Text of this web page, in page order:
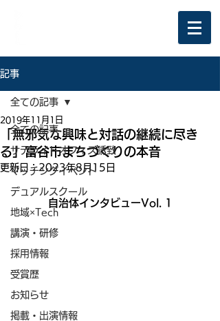
記事
全ての記事
サテライトオフィス誘致
マッチングイベント
デュアルスクール
地域×Tech
講演・研修
採用情報
受賞歴
お知らせ
掲載・出演情報
全ての記事
「無邪気な興味と対話の継続に尽き
る」富谷市まちづくりの本音
2019年11月1日
更新日：2023年8月15日
自治体インタビューVol. 1